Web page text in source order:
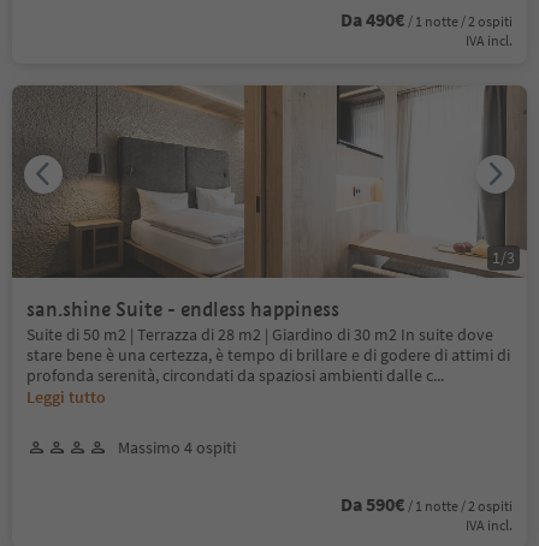
Da 490€ / 1 notte / 2 ospiti
IVA incl.
san.shine Suite - endless happiness
Suite di 50 m2 | Terrazza di 28 m2 | Giardino di 30 m2 In suite dove
stare bene è una certezza, è tempo di brillare e di godere di attimi di
profonda serenità, circondati da spaziosi ambienti dalle c...
Leggi tutto
Massimo 4 ospiti
Da 590€ / 1 notte / 2 ospiti
IVA incl.
1/3